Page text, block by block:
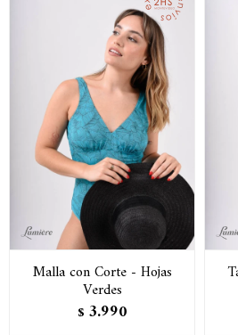
Malla con Corte - Hojas
Verdes
$ 3.990